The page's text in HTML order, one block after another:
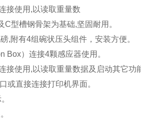
接使用,以读取重量数
型槽钢骨架为基础,坚固耐用。
,附有4组碗状压头组件，安装方便。
Box）连接4颗感应器使用。
接使用,以读取重量数据及启动其它功
或直接连接打印机界面。